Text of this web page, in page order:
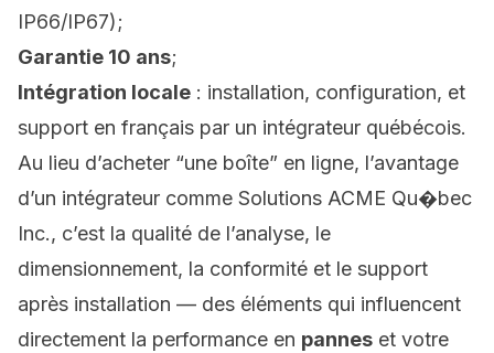
IP66/IP67);
Garantie 10 ans;
Intégration locale : installation, configuration, et
support en français par un intégrateur québécois.
Au lieu d’acheter “une boîte” en ligne, l’avantage
d’un intégrateur comme Solutions ACME Qu�bec
Inc., c’est la qualité de l’analyse, le
dimensionnement, la conformité et le support
après installation — des éléments qui influencent
directement la performance en pannes et votre